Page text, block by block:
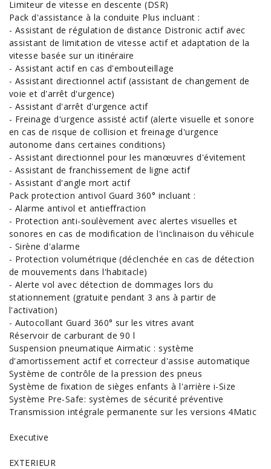
Limiteur de vitesse en descente (DSR)
Pack d'assistance à la conduite Plus incluant :
- Assistant de régulation de distance Distronic actif avec
assistant de limitation de vitesse actif et adaptation de la
vitesse basée sur un itinéraire
- Assistant actif en cas d'embouteillage
- Assistant directionnel actif (assistant de changement de
voie et d'arrêt d'urgence)
- Assistant d'arrêt d'urgence actif
- Freinage d'urgence assisté actif (alerte visuelle et sonore
en cas de risque de collision et freinage d'urgence
autonome dans certaines conditions)
- Assistant directionnel pour les manœuvres d'évitement
- Assistant de franchissement de ligne actif
- Assistant d'angle mort actif
Pack protection antivol Guard 360° incluant :
- Alarme antivol et antieffraction
- Protection anti-soulèvement avec alertes visuelles et
sonores en cas de modification de l'inclinaison du véhicule
- Sirène d'alarme
- Protection volumétrique (déclenchée en cas de détection
de mouvements dans l'habitacle)
- Alerte vol avec détection de dommages lors du
stationnement (gratuite pendant 3 ans à partir de
l'activation)
- Autocollant Guard 360° sur les vitres avant
Réservoir de carburant de 90 l
Suspension pneumatique Airmatic : système
d'amortissement actif et correcteur d'assise automatique
Système de contrôle de la pression des pneus
Système de fixation de sièges enfants à l'arrière i-Size
Système Pre-Safe: systèmes de sécurité préventive
Transmission intégrale permanente sur les versions 4Matic
Executive
EXTERIEUR